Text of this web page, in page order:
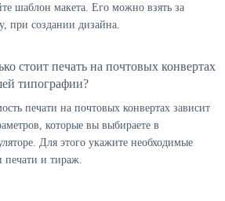
шаблон макета. Его можно взять за
при создании дизайна.
стоит печать на почтовых конвертах
типографии?
печати на почтовых конвертах зависит
которые вы выбираете в
Для этого укажите необходимые
печати и тираж.